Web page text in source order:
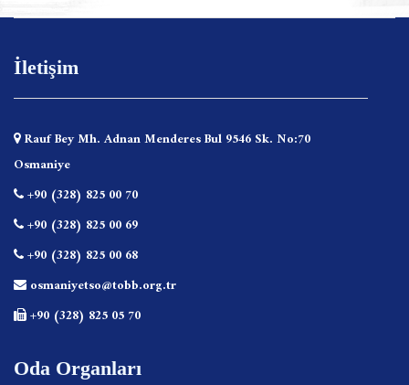
İletişim
Rauf Bey Mh. Adnan Menderes Bul 9546 Sk. No:70
Osmaniye
+90 (328) 825 00 70
+90 (328) 825 00 69
+90 (328) 825 00 68
osmaniyetso@tobb.org.tr
+90 (328) 825 05 70
Oda Organları